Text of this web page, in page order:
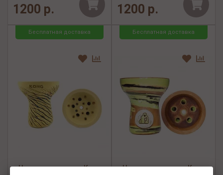
1200 р. 1200 р.
Бесплатная доставка
Чаша для кальяна Kong
Бесплатная доставка
Чаша для кальяна Kong